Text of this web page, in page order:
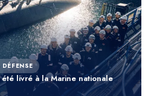
été livré à la Marine nationale